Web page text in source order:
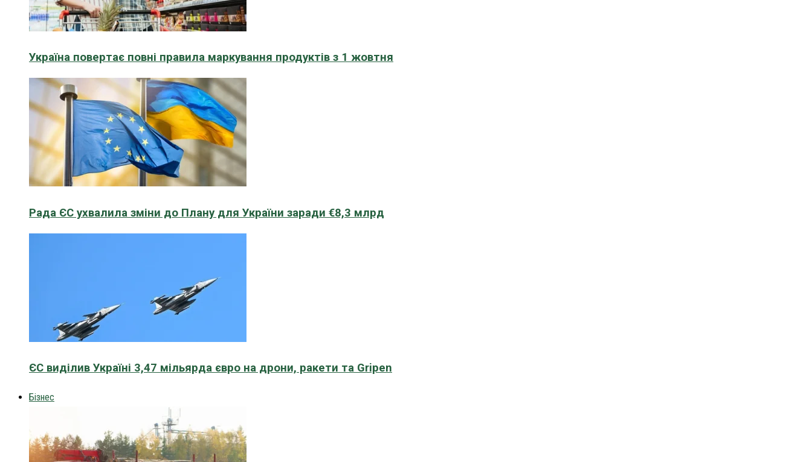
Україна повертає повні правила маркування продуктів з 1 жовтня
Рада ЄС ухвалила зміни до Плану для України заради €8,3 млрд
ЄС виділив Україні 3,47 мільярда євро на дрони, ракети та Gripen
Бізнес